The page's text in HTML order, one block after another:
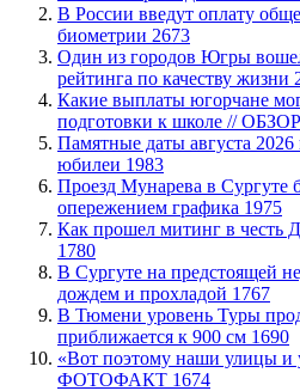
В России введут оплату
биометрии 2673
Один из городов Югры
рейтинга по качеству жизни
Какие выплаты югорчане
подготовки к школе //
​Памятные даты августа
юбилеи 1983
​Проезд Мунарева в Сургуте
опережением графика 1975
Как прошел митинг в
1780
В Сургуте на предстоящей
дождем и прохладой 1767
В Тюмени уровень Туры
приближается к 900 см 1690
«Вот поэтому наши улицы и
ФОТОФАКТ 1674